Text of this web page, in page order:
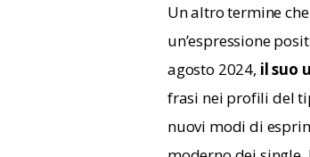
Un altro termine
un’espressione
agosto 2024, il suo
frasi nei profili del
nuovi modi di